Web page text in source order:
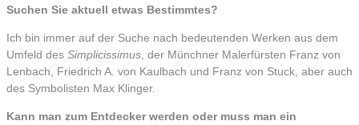
Suchen Sie aktuell etwas Bestimmtes?
Ich bin immer auf der Suche nach bedeutenden Werken aus dem
Umfeld des Simplicissimus , der Münchner Malerfürsten Franz von
Lenbach, Friedrich A. von Kaulbach und Franz von Stuck, aber auch
des Symbolisten Max Klinger.
Kann man zum Entdecker werden oder muss man ein